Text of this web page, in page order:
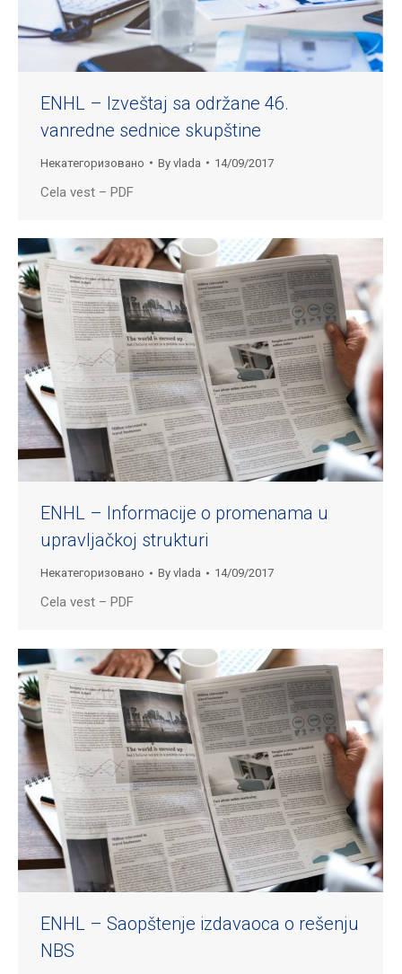
ENHL – Izveštaj sa održane 46.
vanredne sednice skupštine
Некатегоризовано By vlada 14/09/2017
Cela vest – PDF
ENHL – Informacije o promenama u
upravljačkoj strukturi
Некатегоризовано By vlada 14/09/2017
Cela vest – PDF
ENHL – Saopštenje izdavaoca o rešenju
NBS